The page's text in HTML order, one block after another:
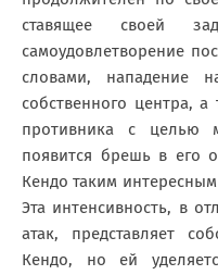
ставящее своей
самоудовлетворение
словами, нападение
собственного центра,
противника с целью
появится брешь в его
Кендо таким
Эта интенсивность, в
атак, представляет
Кендо, но ей